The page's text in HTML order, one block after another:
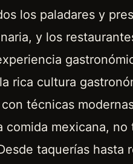
los paladares y
y los
rica cultura
técnicas
comida mexicana,
taquerías